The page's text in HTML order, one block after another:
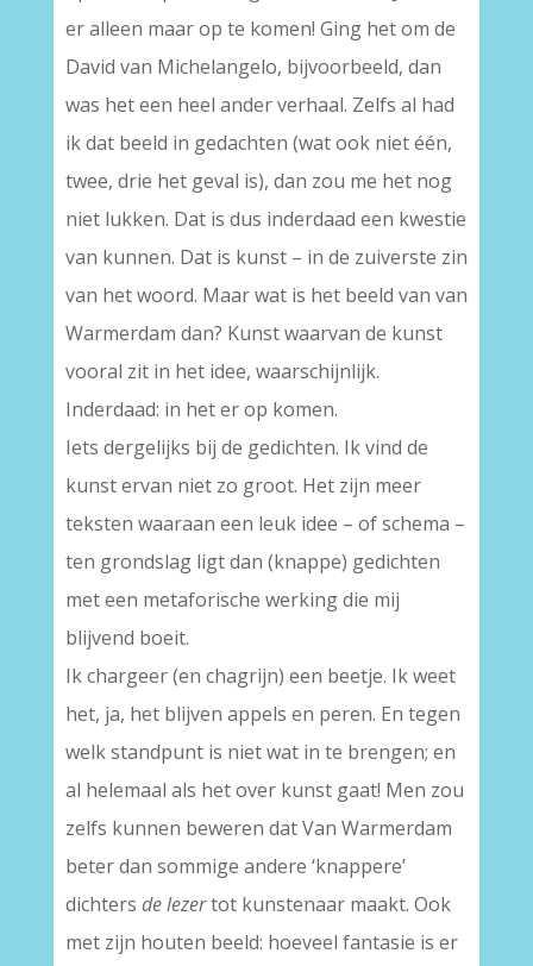
er alleen maar op te komen! Ging het om de
David van Michelangelo, bijvoorbeeld, dan
was het een heel ander verhaal. Zelfs al had
ik dat beeld in gedachten (wat ook niet één,
twee, drie het geval is), dan zou me het nog
niet lukken. Dat is dus inderdaad een kwestie
van kunnen. Dat is kunst – in de zuiverste zin
van het woord. Maar wat is het beeld van van
Warmerdam dan? Kunst waarvan de kunst
vooral zit in het idee, waarschijnlijk.
Inderdaad: in het er op komen.
Iets dergelijks bij de gedichten. Ik vind de
kunst ervan niet zo groot. Het zijn meer
teksten waaraan een leuk idee – of schema –
ten grondslag ligt dan (knappe) gedichten
met een metaforische werking die mij
blijvend boeit.
Ik chargeer (en chagrijn) een beetje. Ik weet
het, ja, het blijven appels en peren. En tegen
welk standpunt is niet wat in te brengen; en
al helemaal als het over kunst gaat! Men zou
zelfs kunnen beweren dat Van Warmerdam
beter dan sommige andere ‘knappere’
dichters de lezertot kunstenaar maakt. Ook
met zijn houten beeld: hoeveel fantasie is er